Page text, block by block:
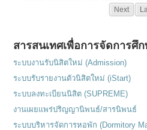
Next
สารสนเทศเพื่อการจัดการศึ
ระบบงานรับนิสิตใหม่ (Admission)
ระบบรับรายงานตัวนิสิตใหม่ (iStart)
ระบบลงทะเบียนนิสิต (SUPREME)
งานเผยแพร่ปริญญานิพนธ์/สารนิพนธ์
ระบบบริหารจัดการหอพัก (Dormitory